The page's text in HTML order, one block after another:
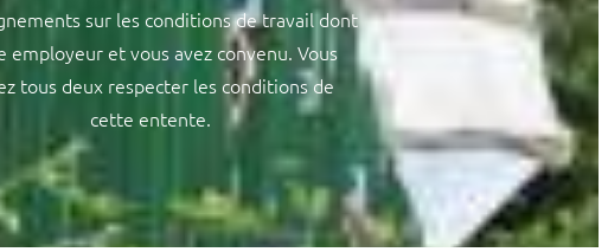
sur les conditions de travail dont
employeur et vous avez convenu. Vous
tous deux respecter les conditions de
cette entente.